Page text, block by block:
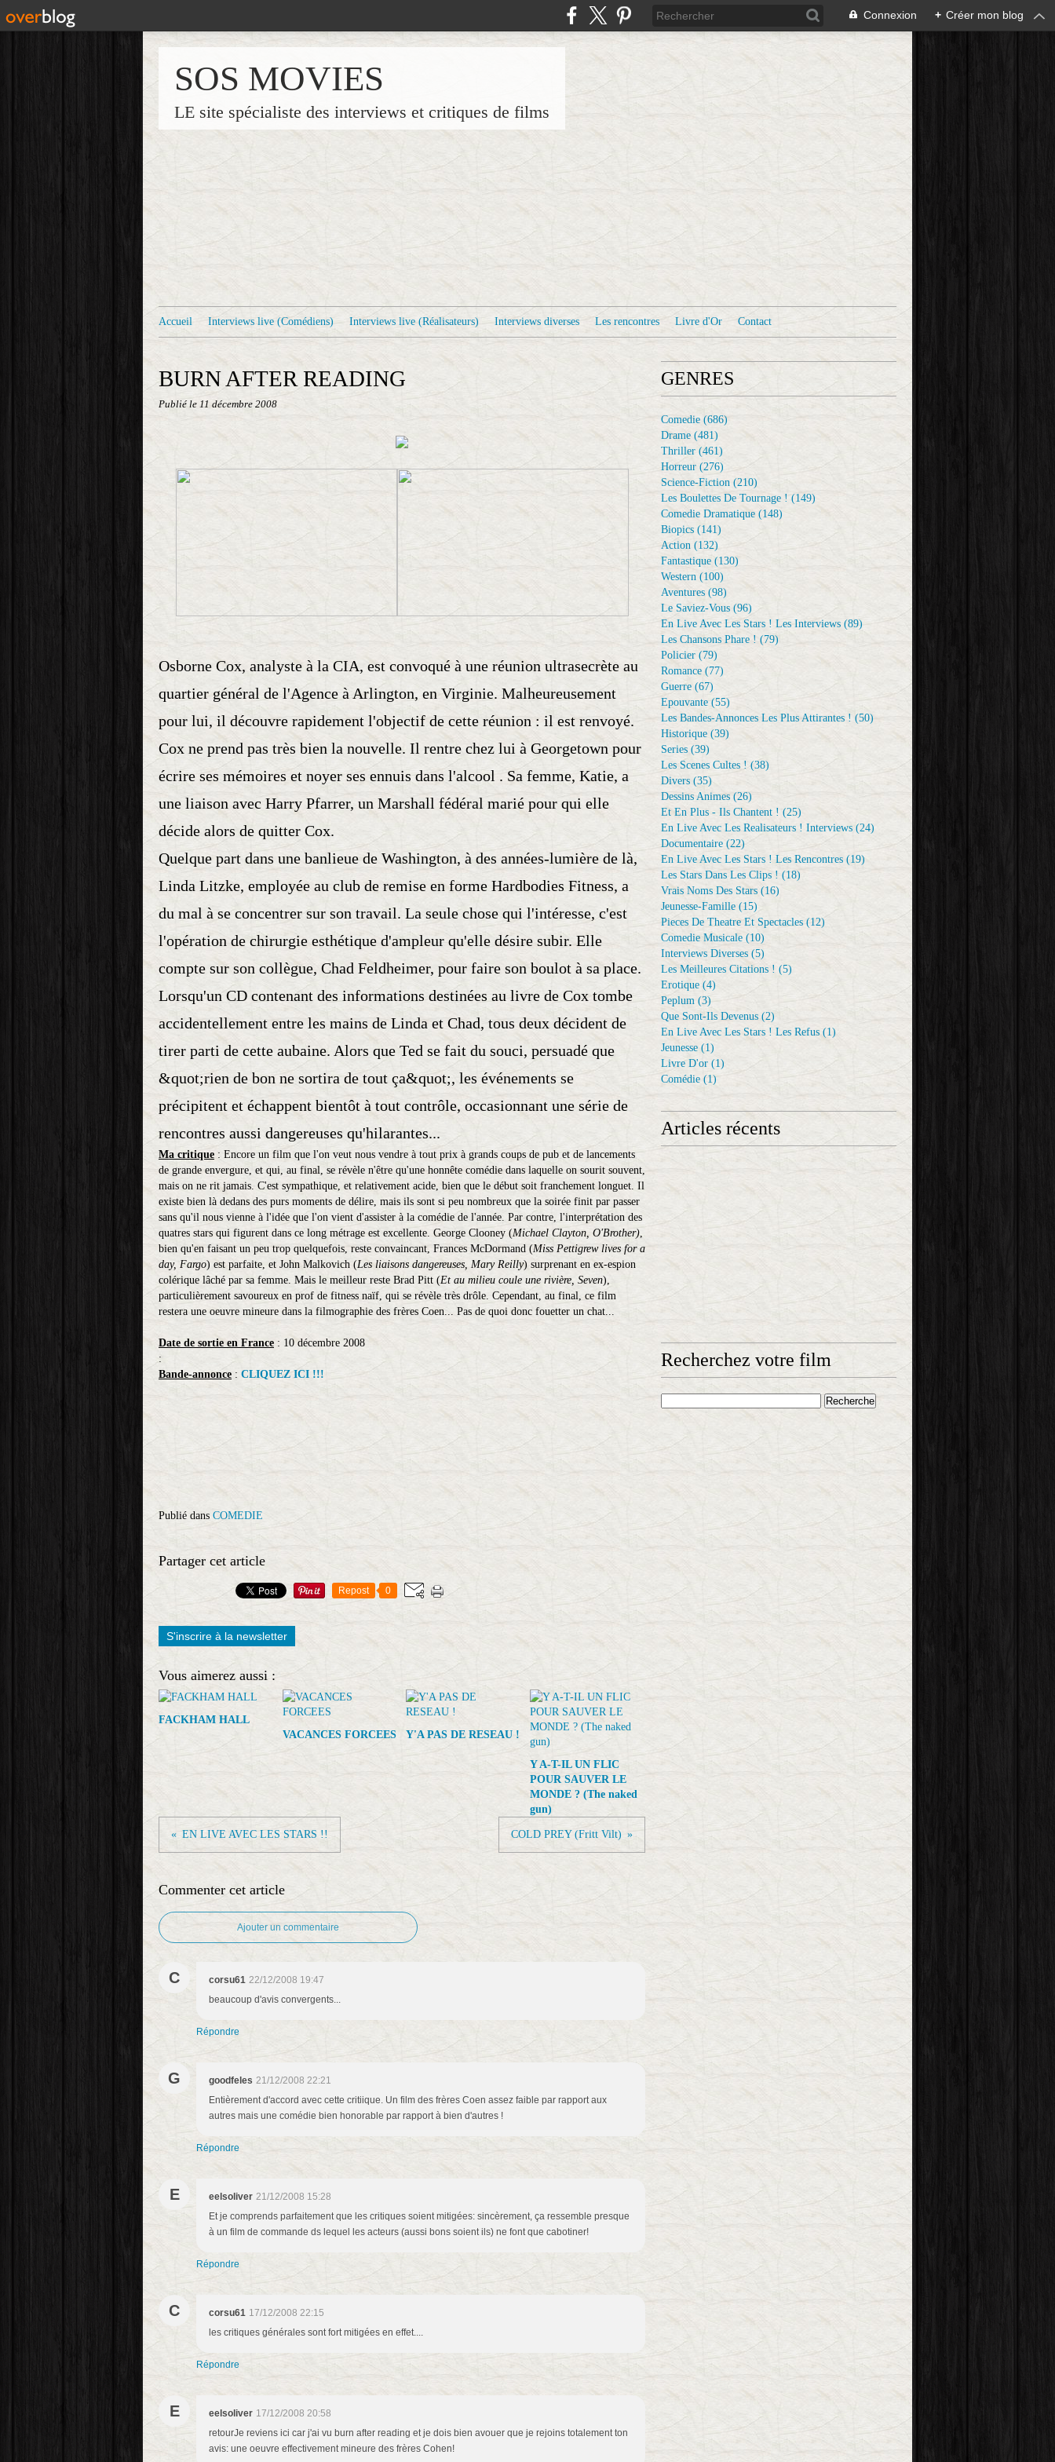
Connexion + Créer mon blog
SOS MOVIES
LE site spécialiste des interviews et critiques de films
Accueil Interviews live (Comédiens) Interviews live (Réalisateurs) Interviews diverses Les rencontres Livre d'Or Contact
BURN AFTER READING
Publié le 11 décembre 2008
Osborne Cox, analyste à la CIA, est convoqué à une réunion ultrasecrète au
quartier général de l'Agence à Arlington, en Virginie. Malheureusement
pour lui, il découvre rapidement l'objectif de cette réunion : il est renvoyé.
Cox ne prend pas très bien la nouvelle. Il rentre chez lui à Georgetown pour
écrire ses mémoires et noyer ses ennuis dans l'alcool . Sa femme, Katie, a
une liaison avec Harry Pfarrer, un Marshall fédéral marié pour qui elle
décide alors de quitter Cox.
Quelque part dans une banlieue de Washington, à des années-lumière de là,
Linda Litzke, employée au club de remise en forme Hardbodies Fitness, a
du mal à se concentrer sur son travail. La seule chose qui l'intéresse, c'est
l'opération de chirurgie esthétique d'ampleur qu'elle désire subir. Elle
compte sur son collègue, Chad Feldheimer, pour faire son boulot à sa place.
Lorsqu'un CD contenant des informations destinées au livre de Cox tombe
accidentellement entre les mains de Linda et Chad, tous deux décident de
tirer parti de cette aubaine. Alors que Ted se fait du souci, persuadé que
&quot;rien de bon ne sortira de tout ça&quot;, les événements se
précipitent et échappent bientôt à tout contrôle, occasionnant une série de
rencontres aussi dangereuses qu'hilarantes...
Ma critique : Encore un film que l'on veut nous vendre à tout prix à grands coups de pub et de lancements
de grande envergure, et qui, au final, se révèle n'être qu'une honnête comédie dans laquelle on sourit souvent,
mais on ne rit jamais. C'est sympathique, et relativement acide, bien que le début soit franchement longuet. Il
existe bien là dedans des purs moments de délire, mais ils sont si peu nombreux que la soirée finit par passer
sans qu'il nous vienne à l'idée que l'on vient d'assister à la comédie de l'année. Par contre, l'interprétation des
quatres stars qui figurent dans ce long métrage est excellente. George Clooney (Michael Clayton, O'Brother),
bien qu'en faisant un peu trop quelquefois, reste convaincant, Frances McDormand (Miss Pettigrew lives for a
day, Fargo) est parfaite, et John Malkovich (Les liaisons dangereuses, Mary Reilly) surprenant en ex-espion
colérique lâché par sa femme. Mais le meilleur reste Brad Pitt (Et au milieu coule une rivière, Seven),
particulièrement savoureux en prof de fitness naïf, qui se révèle très drôle. Cependant, au final, ce film
restera une oeuvre mineure dans la filmographie des frères Coen... Pas de quoi donc fouetter un chat...
Date de sortie en France : 10 décembre 2008
:
Bande-annonce : CLIQUEZ ICI !!!
Publié dans COMEDIE
Partager cet article
Repost 0
S'inscrire à la newsletter
Vous aimerez aussi :
FACKHAM HALL
VACANCES FORCEES
Y'A PAS DE RESEAU !
Y A-T-IL UN FLIC
POUR SAUVER LE
MONDE ? (The naked
gun)
EN LIVE AVEC LES STARS !! COLD PREY (Fritt Vilt)
Commenter cet article
Ajouter un commentaire
C corsu61 22/12/2008 19:47
beaucoup d'avis convergents...
Répondre
G goodfeles 21/12/2008 22:21
Entièrement d'accord avec cette critiique. Un film des frères Coen assez faible par rapport aux
autres mais une comédie bien honorable par rapport à bien d'autres !
Répondre
E eelsoliver 21/12/2008 15:28
Et je comprends parfaitement que les critiques soient mitigées: sincèrement, ça ressemble presque
à un film de commande ds lequel les acteurs (aussi bons soient ils) ne font que cabotiner!
Répondre
C corsu61 17/12/2008 22:15
les critiques générales sont fort mitigées en effet....
Répondre
E eelsoliver 17/12/2008 20:58
retourJe reviens ici car j'ai vu burn after reading et je dois bien avouer que je rejoins totalement ton
avis: une oeuvre effectivement mineure des frères Cohen!
GENRES
Comedie (686)
Drame (481)
Thriller (461)
Horreur (276)
Science-Fiction (210)
Les Boulettes De Tournage ! (149)
Comedie Dramatique (148)
Biopics (141)
Action (132)
Fantastique (130)
Western (100)
Aventures (98)
Le Saviez-Vous (96)
En Live Avec Les Stars ! Les Interviews (89)
Les Chansons Phare ! (79)
Policier (79)
Romance (77)
Guerre (67)
Epouvante (55)
Les Bandes-Annonces Les Plus Attirantes ! (50)
Historique (39)
Series (39)
Les Scenes Cultes ! (38)
Divers (35)
Dessins Animes (26)
Et En Plus - Ils Chantent ! (25)
En Live Avec Les Realisateurs ! Interviews (24)
Documentaire (22)
En Live Avec Les Stars ! Les Rencontres (19)
Les Stars Dans Les Clips ! (18)
Vrais Noms Des Stars (16)
Jeunesse-Famille (15)
Pieces De Theatre Et Spectacles (12)
Comedie Musicale (10)
Interviews Diverses (5)
Les Meilleures Citations ! (5)
Erotique (4)
Peplum (3)
Que Sont-Ils Devenus (2)
En Live Avec Les Stars ! Les Refus (1)
Jeunesse (1)
Livre D'or (1)
Comédie (1)
Articles récents
Recherchez votre film